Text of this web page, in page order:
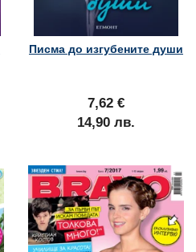
Писма до изгубените души
7,62 €
14,90 лв.